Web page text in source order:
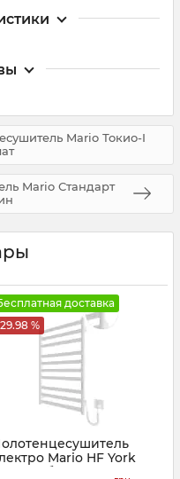
Mario Токио-I
Mario Стандарт
доставка
%
Mario HF York
770х530 белый мат